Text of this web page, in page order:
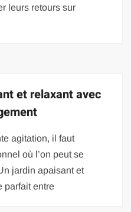
leurs retours sur
et relaxant avec
agitation, il faut
où l’on peut se
jardin apaisant et
parfait entre